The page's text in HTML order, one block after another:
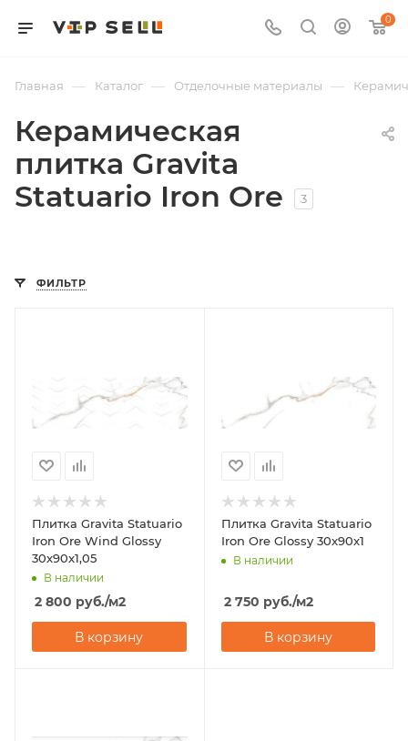
0
Главная — Каталог — Отделочные материалы —
Керамическая
плитка Gravita
Statuario Iron Ore
3
ФИЛЬТР
Плитка Gravita Statuario
Iron Ore Wind Glossy
30x90x1,05
В наличии
2 800 руб./м2
В корзину
Плитка Gravita Statuario
Iron Ore Glossy 30x90x1
В наличии
2 750 руб./м2
В корзину